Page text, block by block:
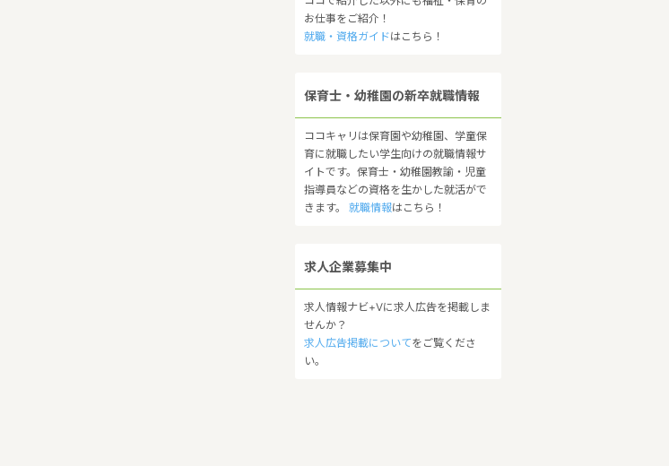
お仕事をご紹介！
就職・資格ガイドはこちら！
保育士・幼稚園の新卒就職情報
ココキャリは保育園や幼稚園、学童保
育に就職したい学生向けの就職情報サ
イトです。保育士・幼稚園教諭・児童
指導員などの資格を生かした就活がで
きます。 就職情報はこちら！
求人企業募集中
求人情報ナビ+Vに求人広告を掲載しま
せんか？
求人広告掲載についてをご覧くださ
い。